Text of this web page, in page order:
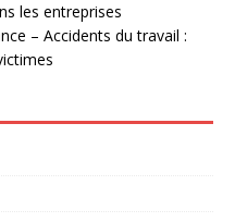
les entreprises
– Accidents du travail :